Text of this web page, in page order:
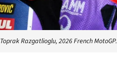
Toprak Razgatlioglu, 2026 French MotoGP.